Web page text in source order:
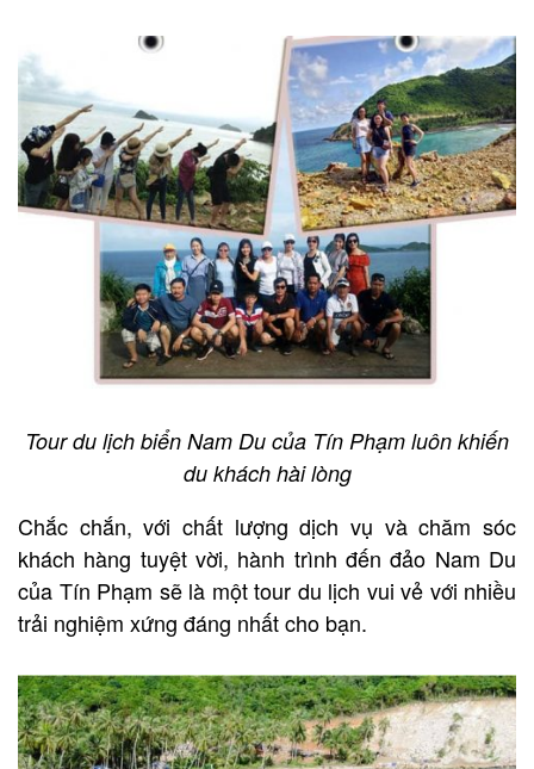
Tour du lịch biển Nam Du của Tín Phạm luôn khiến
du khách hài lòng
Chắc chắn, với chất lượng dịch vụ và chăm sóc
khách hàng tuyệt vời, hành trình đến đảo Nam Du
của Tín Phạm sẽ là một tour du lịch vui vẻ với nhiều
trải nghiệm xứng đáng nhất cho bạn.